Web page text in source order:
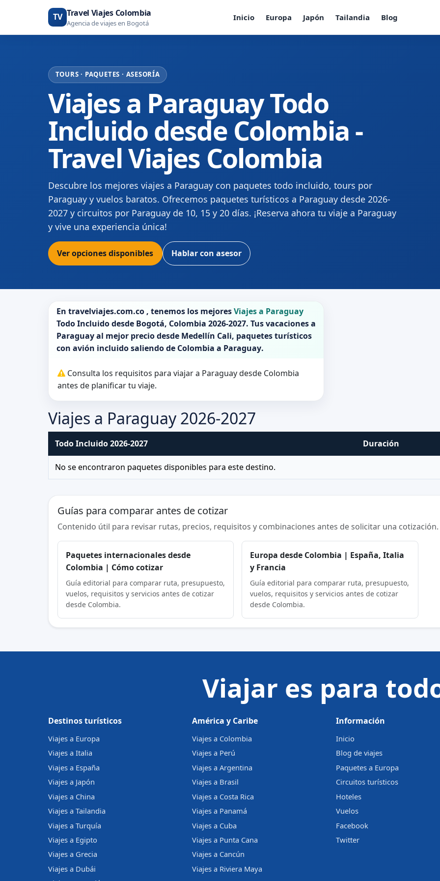
TV Travel Viajes Colombia
Agencia de viajes en Bogotá
Inicio Europa Japón Tailandia Blog
TOURS · PAQUETES · ASESORÍA
Viajes a Paraguay Todo
Incluido desde Colombia -
Travel Viajes Colombia
Descubre los mejores viajes a Paraguay con paquetes todo incluido, tours por
Paraguay y vuelos baratos. Ofrecemos paquetes turísticos a Paraguay desde 2026-
2027 y circuitos por Paraguay de 10, 15 y 20 días. ¡Reserva ahora tu viaje a Paraguay
y vive una experiencia única!
Ver opciones disponibles Hablar con asesor
En travelviajes.com.co , tenemos los mejoresViajes a Paraguay
Todo Incluido desde Bogotá, Colombia 2026-2027. Tus vacaciones a
Paraguayal mejor precio desde Medellín Cali, paquetes turísticos
con avión incluido saliendo de Colombia a Paraguay.
Consulta los requisitos para viajar a Paraguay desde Colombia
antes de planificar tu viaje.
Viajes a Paraguay 2026-2027
Todo Incluido 2026-2027 Duración
No se encontraron paquetes disponibles para este destino.
Guías para comparar antes de cotizar
Contenido útil para revisar rutas, precios, requisitos y combinaciones antes de solicitar una cotización.
Paquetes internacionales desde
Colombia | Cómo cotizar
Guía editorial para comparar ruta, presupuesto,
vuelos, requisitos y servicios antes de cotizar
desde Colombia.
Europa desde Colombia | España, Italia
y Francia
Guía editorial para comparar ruta, presupuesto,
vuelos, requisitos y servicios antes de cotizar
desde Colombia.
Viajar es para
Destinos turísticos
Viajes a Europa
Viajes a Italia
Viajes a España
Viajes a Japón
Viajes a China
Viajes a Tailandia
Viajes a Turquía
Viajes a Egipto
Viajes a Grecia
Viajes a Dubái
América y Caribe
Viajes a Colombia
Viajes a Perú
Viajes a Argentina
Viajes a Brasil
Viajes a Costa Rica
Viajes a Panamá
Viajes a Cuba
Viajes a Punta Cana
Viajes a Cancún
Viajes a Riviera Maya
Información
Inicio
Blog de viajes
Paquetes a Europa
Circuitos turísticos
Hoteles
Vuelos
Facebook
Twitter